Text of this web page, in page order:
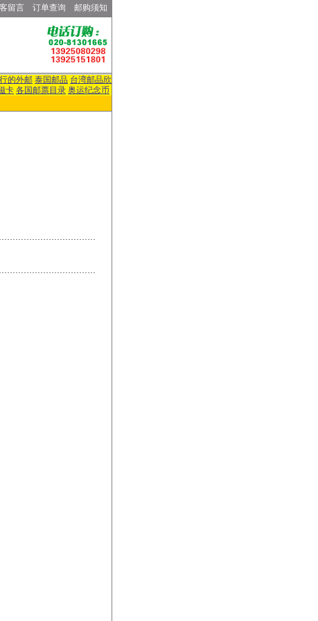
留言 订单查询 邮购须知
的外邮 泰国邮品 台湾邮品欣
卡 各国邮票目录 奥运纪念币